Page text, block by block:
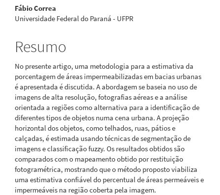
Fábio Correa
Universidade Federal do Paraná - UFPR
Resumo
No presente artigo, uma metodologia para a estimativa da
porcentagem de áreas impermeabilizadas em bacias urbanas
é apresentada é discutida. A abordagem se baseia no uso de
imagens de alta resolução, fotografias aéreas e a análise
orientada a regiões como alternativa para a identificação de
diferentes tipos de objetos numa cena urbana. A projeção
horizontal dos objetos, como telhados, ruas, pátios e
calçadas, é estimada usando técnicas de segmentação de
imagens e classificação fuzzy. Os resultados obtidos são
comparados com o mapeamento obtido por restituição
fotogramétrica, mostrando que o método proposto viabiliza
uma estimativa confiável do percentual de áreas permeáveis e
impermeáveis na região coberta pela imagem.